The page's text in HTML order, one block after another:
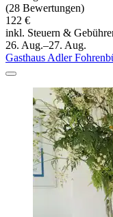
(28 Bewertungen)
122 €
inkl. Steuern &
26. Aug.–27. Aug.
Gasthaus Adler